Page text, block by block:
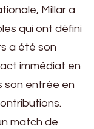
Millar a
qui ont défini
a été son
immédiat en
son entrée en
match de